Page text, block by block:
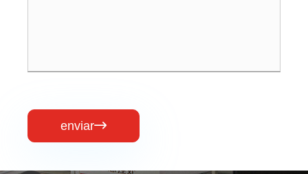
enviar